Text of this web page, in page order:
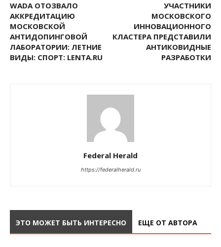
WADA ОТОЗВАЛО
АККРЕДИТАЦИЮ
МОСКОВСКОЙ
АНТИДОПИНГОВОЙ
ЛАБОРАТОРИИ: ЛЕТНИЕ
ВИДЫ: СПОРТ: LENTA.RU
УЧАСТНИКИ
МОСКОВСКОГО
ИННОВАЦИОННОГО
КЛАСТЕРА ПРЕДСТАВИЛИ
АНТИКОВИДНЫЕ
РАЗРАБОТКИ
Federal Herald
https://federalherald.ru
ЭТО МОЖЕТ БЫТЬ ИНТЕРЕСНО ЕЩЕ ОТ АВТОРА